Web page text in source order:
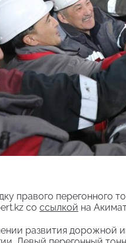
правого
со ссылкой на
развития дорожной